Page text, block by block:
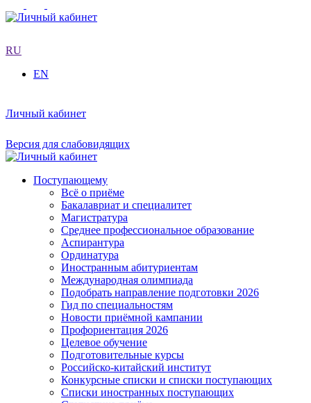
RU
EN
Личный кабинет
Версия для слабовидящих
Поступающему
Всё о приёме
Бакалавриат и специалитет
Магистратура
Среднее профессиональное образование
Аспирантура
Ординатура
Иностранным абитуриентам
Международная олимпиада
Подобрать направление подготовки 2026
Гид по специальностям
Новости приёмной кампании
Профориентация 2026
Целевое обучение
Подготовительные курсы
Российско-китайский институт
Конкурсные списки и списки поступающих
Списки иностранных поступающих